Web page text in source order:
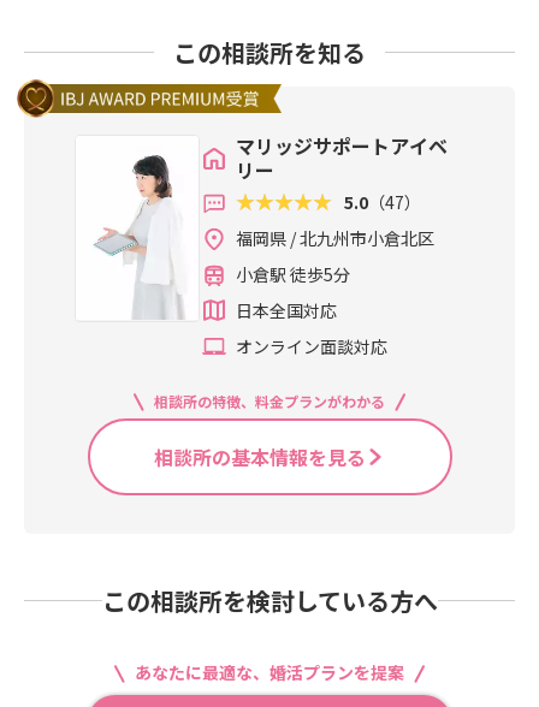
この相談所を知る
マリッジサポートアイベ
リー
5.0 （47）
福岡県 / 北九州市小倉北区
小倉駅 徒歩5分
日本全国対応
オンライン面談対応
相談所の特徴、料金プランがわかる
相談所の基本情報を見る
この相談所を検討している方へ
あなたに最適な、婚活プランを提案